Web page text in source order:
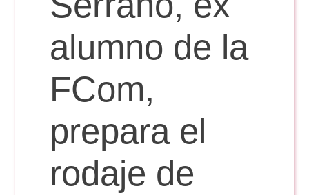
Comunicación Audiovisual
Doble Grado PER/CAV
#YoPractico
Boletines
alumno de la
FCom,
prepara el
rodaje de